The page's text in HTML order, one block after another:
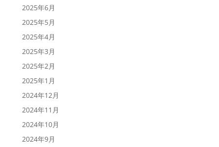
2025年6月
2025年5月
2025年4月
2025年3月
2025年2月
2025年1月
2024年12月
2024年11月
2024年10月
2024年9月